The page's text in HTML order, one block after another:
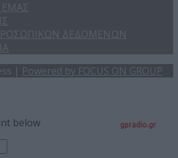
ΕΜΑΣ
ΔΕΔΟΜΕΝΩΝ
| Powered by FOCUS ON GROUP
below gpradio.gr